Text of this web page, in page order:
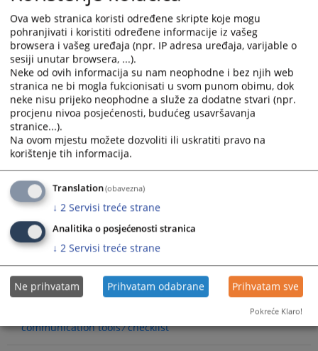
Šta vidite - predrasude i stereotipi - BOS
Što vidite - predrasude i stereotipi - HRV
Šta vidite - predrasude i stereotipi - SRP
What do you see - prejudices and stereotypes - ENG
Uputstvo za korištenje dopunjenog šifrarnika CMS sistema
za postupke diskriminacije - BOS
Uputstvo za korištenje dopunjenog šifrarnika CMS sistema
Uputstvo za korištenje dopunjenog šifrarnika CMS sistema
za postupke diskriminacije - SRP
Komunikacija s medijima i korištenje komunikacijskih alata ⁄
kontrolna lista - BOS
Komunikacija s medijima i korištenje komunikacijskih alata ⁄
kontrolna lista - CRO
Komunikacija s medijima i korišćenje komunikacionih alata ⁄
kontrolna lista - SRP
communication tools ⁄ checklist
Ova web stranica koristi određene skripte koje mogu
pohranjivati i koristiti određene informacije iz vašeg
browsera i vašeg uređaja (npr. IP adresa uređaja, varijable o
sesiji unutar browsera, ...).
Neke od ovih informacija su nam neophodne i bez njih web
stranica ne bi mogla fukcionisati u svom punom obimu, dok
neke nisu prijeko neophodne a služe za dodatne stvari (npr.
procjenu nivoa posjećenosti, budućeg usavršavanja
stranice...).
Na ovom mjestu možete dozvoliti ili uskratiti pravo na
korištenje tih informacija.
Translation(obavezna)
↓ 2 Servisi treće strane
Analitika o posjećenosti stranica
↓ 2 Servisi treće strane
Ne prihvatam Prihvatam odabrane Prihvatam sve
Pokreće Klaro!